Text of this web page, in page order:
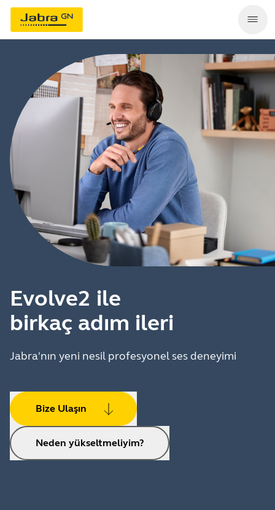
Evolve2 ile
birkaç adım ileri
Jabra'nın yeni nesil profesyonel ses deneyimi
Bize Ulaşın
Neden yükseltmeliyim?